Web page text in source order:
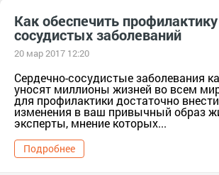
Как обеспечить
сосудистых заболеваний
20 мар 2017 12:20
Сердечно-сосудистые заболевания
уносят миллионы жизней во всем
для профилактики достаточно
изменения в ваш привычный образ
эксперты, мнение которых...
Подробнее